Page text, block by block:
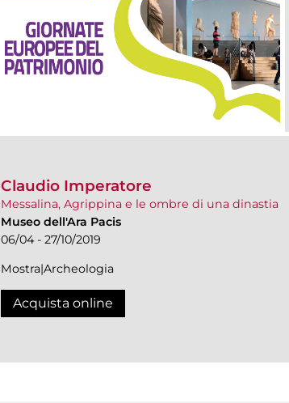
Claudio Imperatore
Messalina, Agrippina e le ombre di una dinastia
Museo dell'Ara Pacis
06/04 - 27/10/2019
Mostra|Archeologia
Acquista online